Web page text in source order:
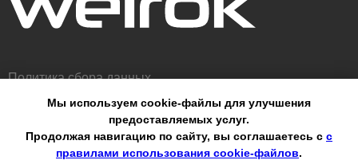
Мы используем cookie-файлы для улучшения
предоставляемых услуг.
Продолжая навигацию по сайту, вы соглашаетесь с с
правилами использования cookie-файлов.
Политика сбора данных
© ООО «ВЭЛРОК» 2026
Оферта